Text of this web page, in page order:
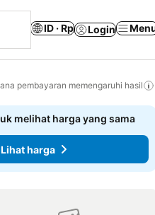
ID · Rp Login
pembayaran memengaruhi hasil
melihat harga yang sama
Lihat harga